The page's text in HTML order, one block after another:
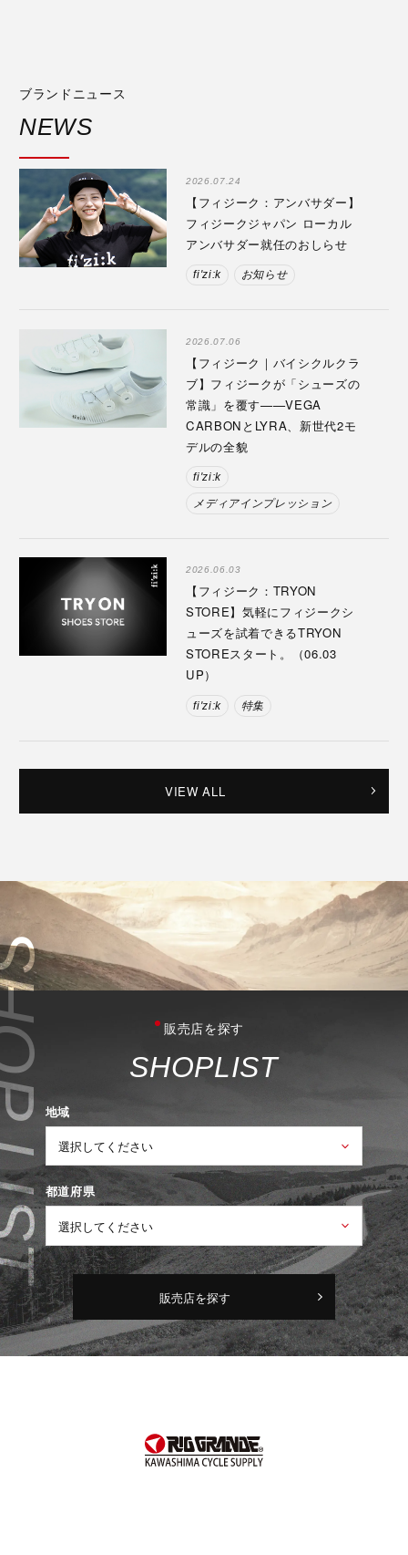
ブランドニュース
NEWS
2026.07.24
【フィジーク：アンバサダー】
フィジークジャパン ローカル
アンバサダー就任のおしらせ
fi'zi:k お知らせ
2026.07.06
【フィジーク｜バイシクルクラ
ブ】フィジークが「シューズの
常識」を覆す——VEGA
CARBONとLYRA、新世代2モ
デルの全貌
fi'zi:k
メディアインプレッション
2026.06.03
【フィジーク：TRYON
STORE】気軽にフィジークシ
ューズを試着できるTRYON
STOREスタート。（06.03
UP）
fi'zi:k 特集
VIEW ALL
販売店を探す
SHOPLIST
地域
都道府県
販売店を探す